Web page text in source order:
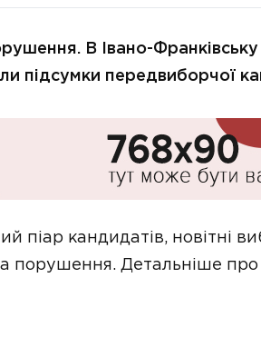
В Івано-Франківську
підсумки передвиборчої
піар кандидатів, новітні
порушення. Детальніше